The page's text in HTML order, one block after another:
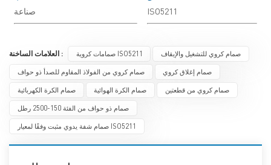
صناعة
ISO5211
العلامات الساخنة : صمامات كروية ISO5211
صمام كروي للتشغيل والإيقاف
صمام كروي من الفولاذ المقاوم للصدأ ذو حواف
صمام إغلاق كروي
صمام الكرة الكهربائية
صمام الكرة الهوائية
صمام كروي من قطعتين
صمام ذو حواف من الفئة 150-2500 رطل
صمام شفة يدوي مثبت وفقًا لمعيار ISO5211